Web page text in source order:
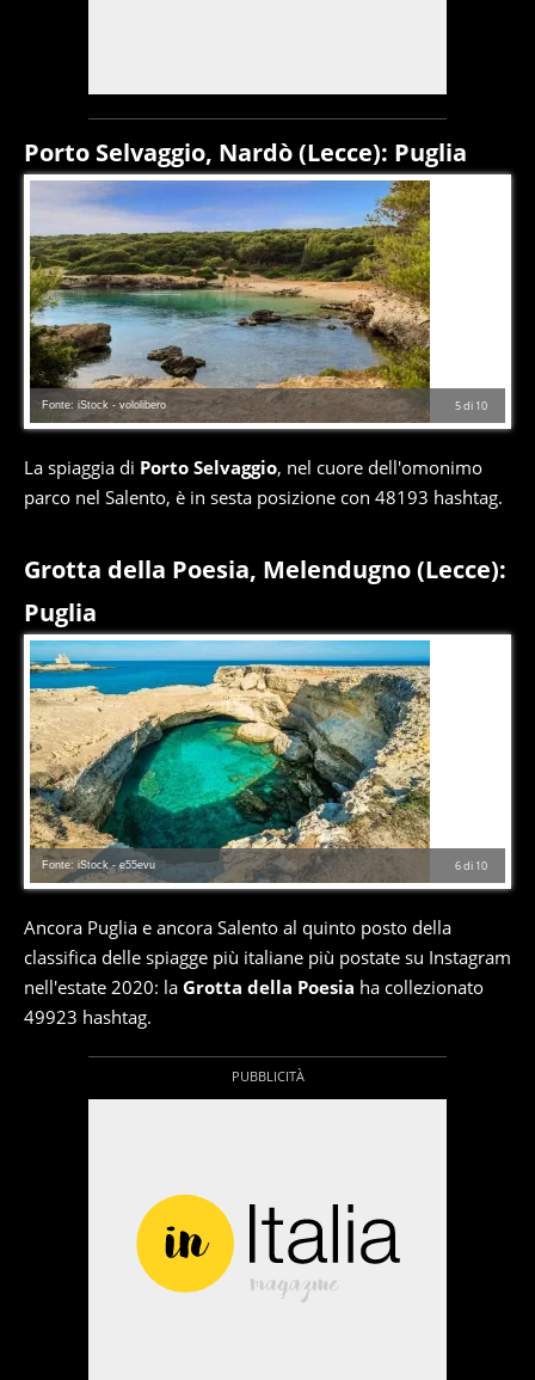
Porto Selvaggio, Nardò (Lecce): Puglia
5di 10
Fonte: iStock - vololibero
La spiaggia di Porto Selvaggio, nel cuore dell'omonimo
parco nel Salento, è in sesta posizione con 48193 hashtag.
Grotta della Poesia, Melendugno (Lecce):
Puglia
6di 10
Fonte: iStock - e55evu
Ancora Puglia e ancora Salento al quinto posto della
classifica delle spiagge più italiane più postate su Instagram
nell'estate 2020: la Grotta della Poesia ha collezionato
49923 hashtag.